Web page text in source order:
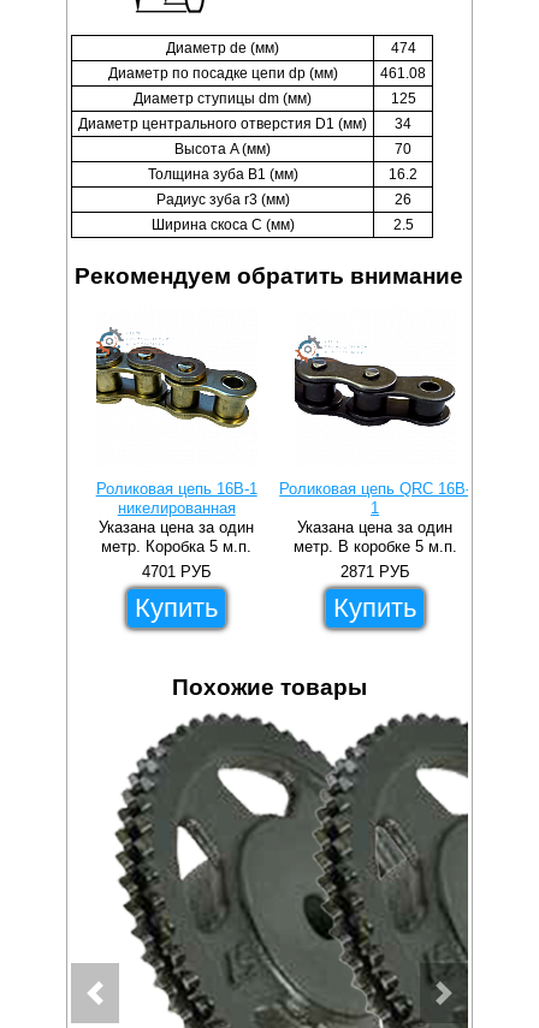
Диаметр de (мм)
474
Диаметр по посадке цепи dp (мм)
461.08
Диаметр ступицы dm (мм)
125
Диаметр центрального отверстия D1 (мм)
34
Высота A (мм)
70
Толщина зуба B1 (мм)
16.2
Радиус зуба r3 (мм)
26
Ширина скоса C (мм)
2.5
Рекомендуем обратить внимание
Роликовая цепь 16B-1
никелированная
Указана цена за один
метр. Коробка 5 м.п.
4701 РУБ
Купить
Роликовая цепь QRC 16B-
1
Указана цена за один
метр. В коробке 5 м.п.
2871 РУБ
Купить
Похожие товары